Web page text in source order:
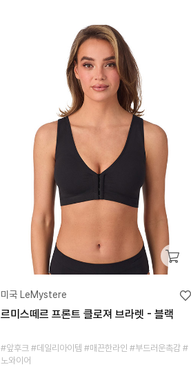
미국 LeMystere
르미스떼르 프론트 클로져 브라렛 - 블랙
#앞후크 #데일리아이템 #매끈한라인 #부드러운촉감 #
노와이어